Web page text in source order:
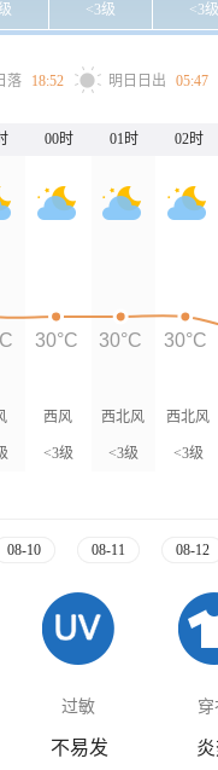
<3级 <3级
落 18:52 明日日出 05:47
00时 01时 02时
西风
<3级
西北风
<3级
西北风
<3级
30°C 30°C 30°C
08-10 08-11 08-12
过敏 穿
不易发